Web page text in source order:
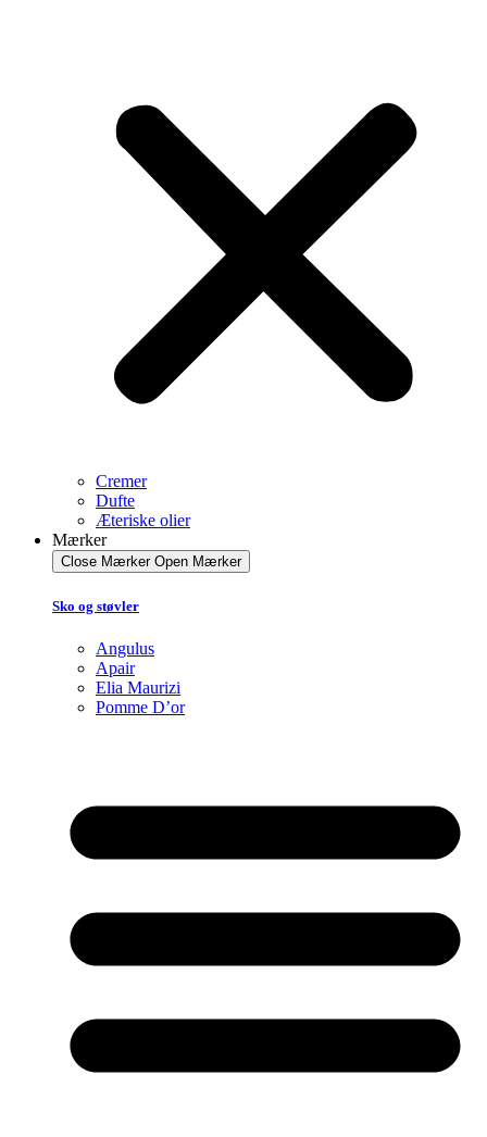
Cremer
Dufte
Æteriske olier
Mærker
Close Mærker Open Mærker
Sko og støvler
Angulus
Apair
Elia Maurizi
Pomme D’or